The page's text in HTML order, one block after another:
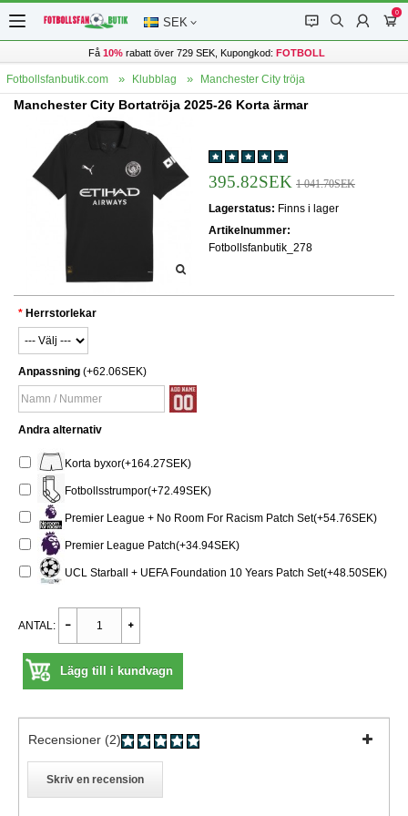
SEK 󰂱 󰂨 󰃳
0
󰃦
Få 10%rabatt över 729 SEK, Kupongkod: FOTBOLL
Fotbollsfanbutik.com Klubblag Manchester City tröja
Manchester City Bortatröja 2025-26 Korta ärmar
395.82SEK 1 041.70SEK
Lagerstatus: Finns i lager
Artikelnummer:
Fotbollsfanbutik_278
Herrstorlekar
Anpassning (+62.06SEK)
Andra alternativ
Korta byxor(+164.27SEK)
Fotbollsstrumpor(+72.49SEK)
Premier League + No Room For Racism Patch Set(+54.76SEK)
Premier League Patch(+34.94SEK)
UCL Starball + UEFA Foundation 10 Years Patch Set(+48.50SEK)
ANTAL:
Lägg till i kundvagn
Recensioner (2)
Skriv en recension